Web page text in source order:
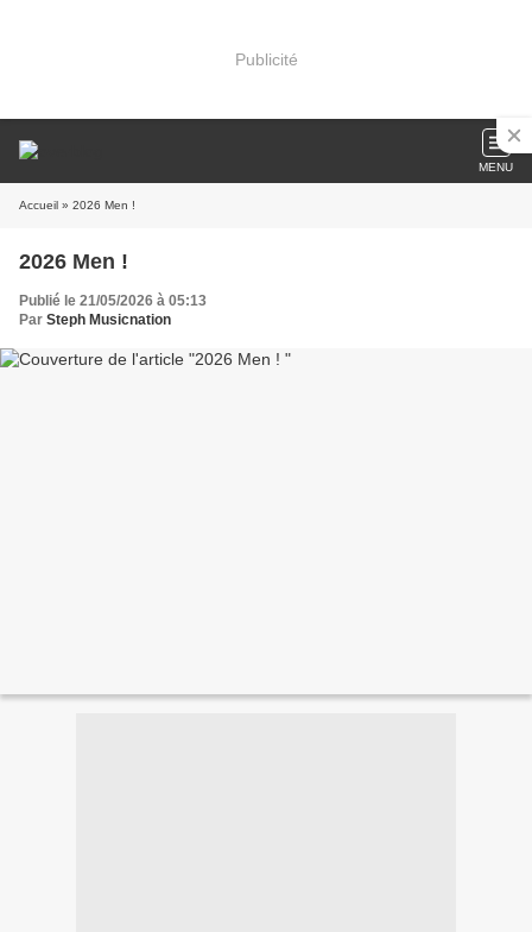
Publicité
MENU
Accueil » 2026 Men !
2026 Men !
Publié le 21/05/2026 à 05:13
Par Steph Musicnation